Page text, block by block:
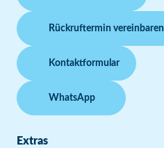
Rückruftermin vereinbaren
Kontaktformular
WhatsApp
Extras